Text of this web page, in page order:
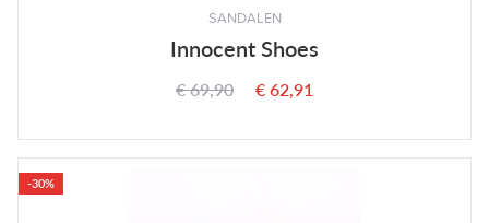
SANDALEN
Innocent Shoes
€ 69,90 € 62,91
-30%